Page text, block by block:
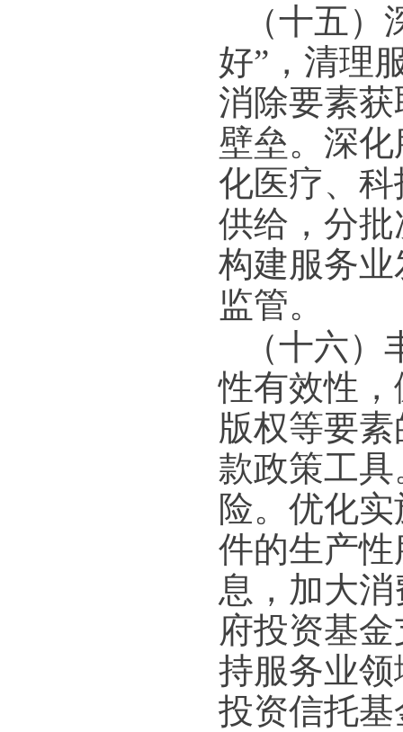
（十五
好”，清理
消除要素
壁垒。深
化医疗、
供给，分
构建服务
监管。
（十六
性有效性
版权等要
款政策工
险。优化
件的生产
息，加大
府投资基
持服务业
投资信托基